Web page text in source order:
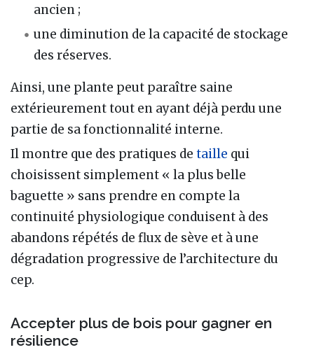
ancien ;
une diminution de la capacité de stockage
des réserves.
Ainsi, une plante peut paraître saine
extérieurement tout en ayant déjà perdu une
partie de sa fonctionnalité interne.
Il montre que des pratiques de taille qui
choisissent simplement « la plus belle
baguette » sans prendre en compte la
continuité physiologique conduisent à des
abandons répétés de flux de sève et à une
dégradation progressive de l’architecture du
cep.
Accepter plus de bois pour gagner en
résilience